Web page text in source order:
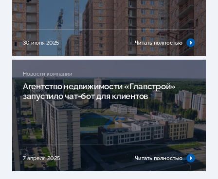
30 июня 2025 Читать полностью
Новости компании
Агентство недвижимости «Главстрой»
запустило чат-бот для клиентов
7 апреля 2025 Читать полностью